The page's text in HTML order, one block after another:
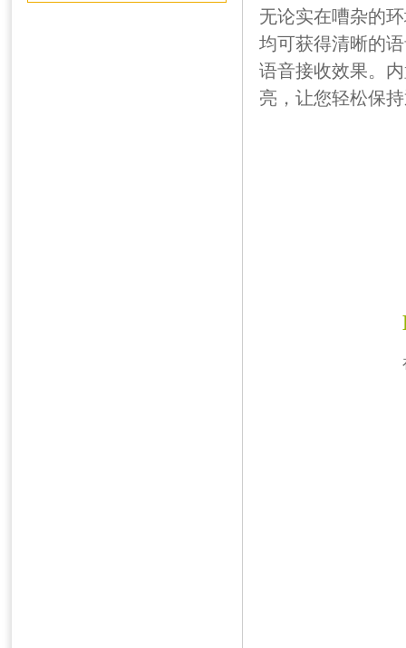
无论实在嘈杂的
均可获得清晰的
语音接收效果。
亮，让您轻松保